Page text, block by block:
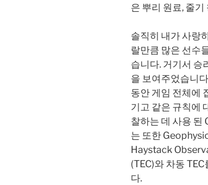
은 뿌리 원료, 줄
솔직히 내가 사랑
랄만큼 많은 선수
습니다. 거기서 승
을 보여주었습니
동안 게임 전체에
기고 같은 규칙에
찰하는 데 사용 된
는 또한
Haystack
(TEC)와 차동
다.